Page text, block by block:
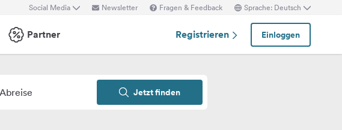
Social Media Newsletter Fragen & Feedback Sprache: Deutsch
Partner Registrieren Einloggen
Abreise Jetzt finden